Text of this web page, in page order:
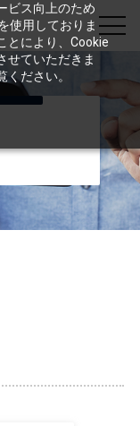
ビス向上のため
使用しておりま
とにより、Cookie
せていただきま
ださい。